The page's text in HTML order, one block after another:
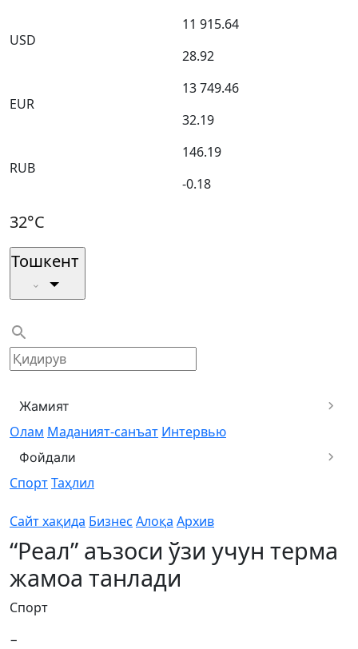
USD
11 915.64
28.92
EUR
13 749.46
32.19
RUB
146.19
-0.18
32°C
Тошкент
Жамият
Олам Маданият-санъат Интервью
Фойдали
СпортТаҳлил
Сайт хақида Бизнес Алоқа Архив
“Реал” аъзоси ўзи учун терма
жамоа танлади
Спорт
−